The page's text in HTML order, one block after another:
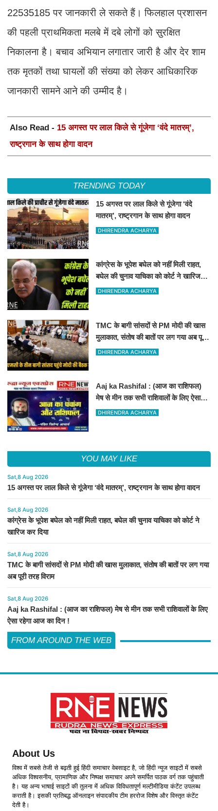
22535185 पर जानकारी ले सकते हैं। फिलहाल प्रशासन
की पहली प्राथमिकता मलबे में दबे लोगों को सुरक्षित
निकालना है। बचाव अभियान लगातार जारी है और देर शाम
तक मृतकों तथा घायलों की संख्या को लेकर आधिकारिक
जानकारी सामने आने की उम्मीद है।
Also Read - 15 अगस्त पर लाल किले से गूंजेगा ‘वंदे मातरम्’,
राष्ट्रगान के साथ होगा वादन
TRENDING TODAY
15 अगस्त पर लाल किले से गूंजेगा ‘वंदे
मातरम्’, राष्ट्रगान के साथ होगा वादन
DHIRENDRA ACHARYA
कांग्रेस के भूपेश बघेल को नहीं मिली राहत,
बघेल की चुनाव याचिका को कोर्ट ने खारिज
कर दिया
DHIRENDRA ACHARYA
TMC के बागी सांसदों से PM मोदी की खास
मुलाकात, संतोष की बातों पर लग गया अब पूरी
तरह विराम
DHIRENDRA ACHARYA
Aaj ka Rashifal : (आज का राशिफल)
मेष से मीन तक सभी राशिवालों के लिए ऐसा
रहेगा आज का दिन !
DHIRENDRA ACHARYA
YOU MAY LIKE
Sat,8 Aug 2026
15 अगस्त पर लाल किले से गूंजेगा ‘वंदे मातरम्’, राष्ट्रगान के साथ होगा वादन
Sat,8 Aug 2026
कांग्रेस के भूपेश बघेल को नहीं मिली राहत, बघेल की चुनाव याचिका को कोर्ट ने
खारिज कर दिया
Sat,8 Aug 2026
TMC के बागी सांसदों से PM मोदी की खास मुलाकात, संतोष की बातों पर लग गया
अब पूरी तरह विराम
Sat,8 Aug 2026
Aaj ka Rashifal : (आज का राशिफल) मेष से मीन तक सभी राशिवालों के लिए
ऐसा रहेगा आज का दिन !
FROM AROUND THE WEB
About Us
विश्व में सबसे तेजी से बढ़ती हुई हिंदी समाचार वेबसाइट है, जो हिंदी न्यूज साइटों में सबसे
अधिक विश्वसनीय, प्रामाणिक और निष्पक्ष समाचार अपने समर्पित पाठक वर्ग तक पहुंचाती
है। यह अन्य भाषाई साइटों की तुलना में अधिक विविधतापूर्ण मल्टीमीडिया कंटेंट उपलब्ध
कराती है। इसकी प्रतिबद्ध ऑनलाइन संपादकीय टीम हररोज विशेष और विस्तृत कंटेंट
देती है।